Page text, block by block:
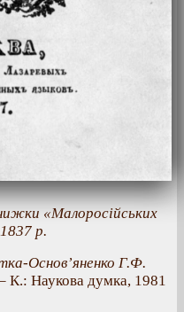
«Малоросійських
р.
Основ’яненко Г.Ф.
К.: Наукова думка, 1981